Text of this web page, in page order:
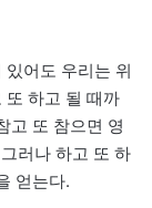
어도 우리는 위
또 하고 될 때까
고 또 참으면 영
러나 하고 또 하
얻는다.